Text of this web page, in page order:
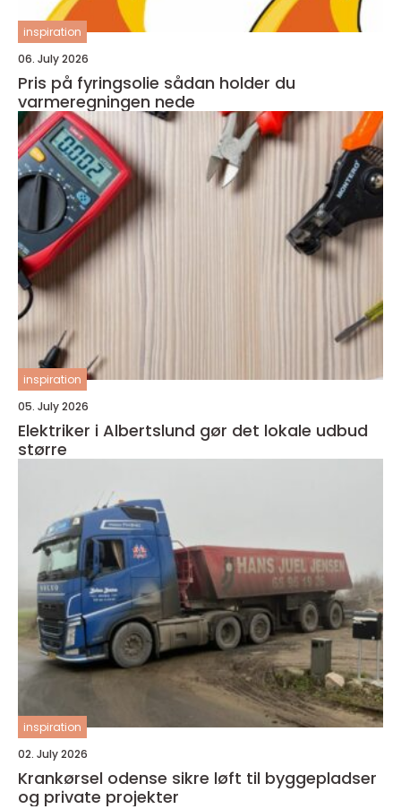
inspiration
06. July 2026
Pris på fyringsolie sådan holder du
varmeregningen nede
inspiration
05. July 2026
Elektriker i Albertslund gør det lokale udbud
større
inspiration
02. July 2026
Krankørsel odense sikre løft til byggepladser
og private projekter